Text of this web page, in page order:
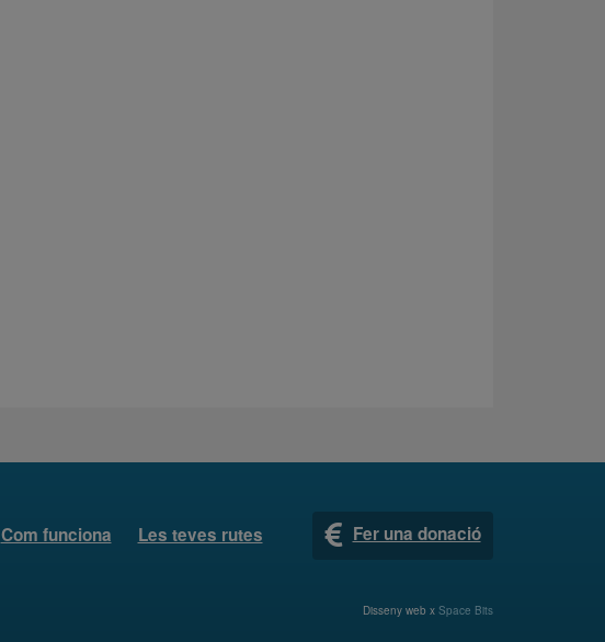
Com funciona Les teves rutes Fer una donació
Disseny web x Space Bits